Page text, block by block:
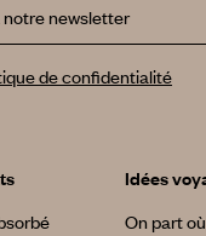
newsletter
de confidentialité
Idées
On part